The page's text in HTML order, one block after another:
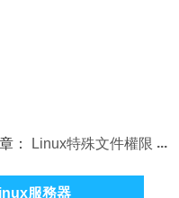
： Linux特殊文件權限
服務器